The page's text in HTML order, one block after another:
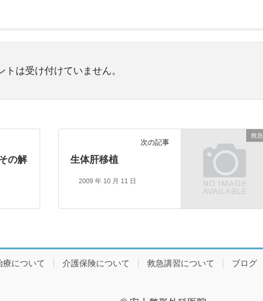
トは受け付けていません。
の解
救急
次の記事
生体肝移植
2009 年 10 月 11 日
について 介護保険について 救急講習について ブログ